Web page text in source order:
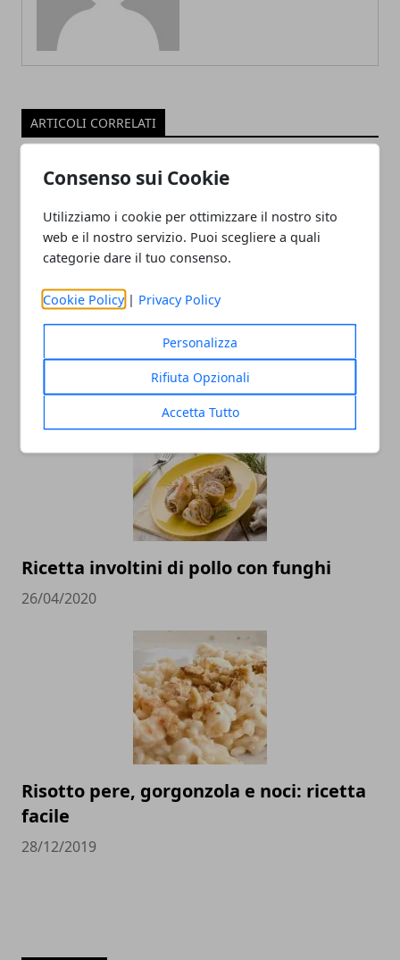
Consenso sui Cookie
Utilizziamo i cookie per ottimizzare il nostro sito
web e il nostro servizio. Puoi scegliere a quali
categorie dare il tuo consenso.
Cookie Policy | Privacy Policy
Personalizza
Rifiuta Opzionali
Accetta Tutto
ARTICOLI CORRELATI
Polpette di pollo e tacchino: ricetta
Ricetta involtini di pollo con funghi
26/04/2020
Risotto pere, gorgonzola e noci: ricetta
facile
28/12/2019